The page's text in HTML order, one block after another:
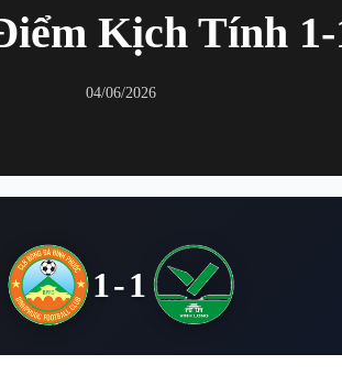
Kịch Tính 1-
04/06/2026
1-1